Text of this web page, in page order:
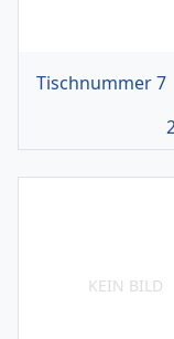
Tischnummer 7
KEIN BILD